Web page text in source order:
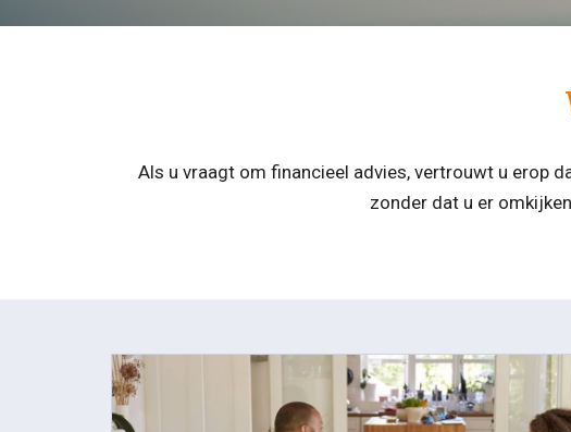
Als u vraagt om financieel advies, vertrouwt u erop
zonder dat u er